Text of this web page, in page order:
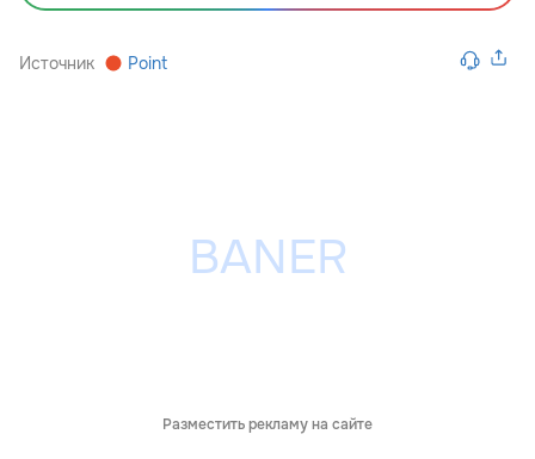
Источник Point
Разместить рекламу на сайте